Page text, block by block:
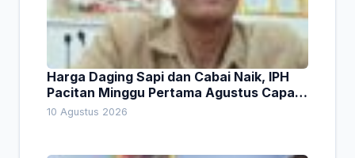
Harga Daging Sapi dan Cabai Naik, IPH
Pacitan Minggu Pertama Agustus Capai
1,66 Persen. Ini Penjelasan Kabag Ayub
10 Agustus 2026